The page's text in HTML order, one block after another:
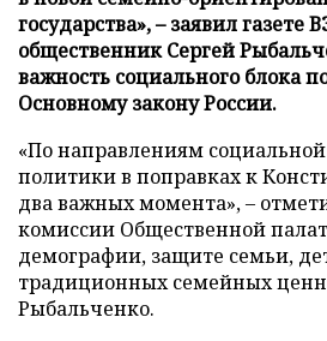
государства», – заявил газете
общественник Сергей
важность социального блока
Основному закону России.
«По направлениям
политики в поправках к
два важных момента», –
комиссии Общественной
демографии, защите семьи,
традиционных семейных
Рыбальченко.